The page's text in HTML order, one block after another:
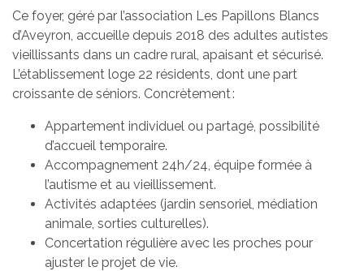
Ce foyer, géré par l’association Les Papillons Blancs
d’Aveyron, accueille depuis 2018 des adultes autistes
vieillissants dans un cadre rural, apaisant et sécurisé.
L’établissement loge 22 résidents, dont une part
croissante de séniors. Concrètement :
Appartement individuel ou partagé, possibilité
d’accueil temporaire.
Accompagnement 24h/24, équipe formée à
l’autisme et au vieillissement.
Activités adaptées (jardin sensoriel, médiation
animale, sorties culturelles).
Concertation régulière avec les proches pour
ajuster le projet de vie.